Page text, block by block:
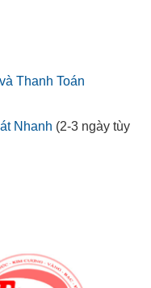
Thanh Toán
Nhanh (2-3 ngày tùy